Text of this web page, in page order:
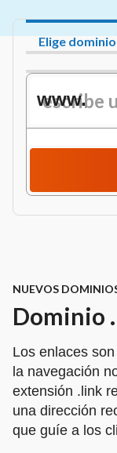
Elige dominio
www.
NUEVOS
Dominio
Los enlaces
la navegación
extensión .link
una dirección
que guíe a los